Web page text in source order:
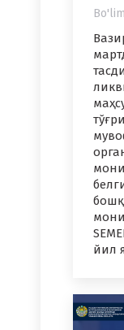
йил